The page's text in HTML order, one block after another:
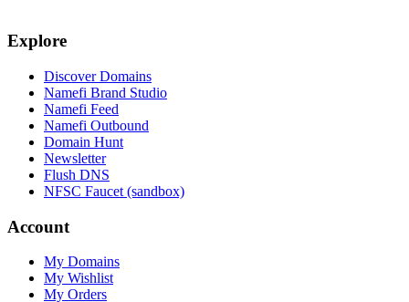
Explore
Discover Domains
Namefi Brand Studio
Namefi Feed
Namefi Outbound
Domain Hunt
Newsletter
Flush DNS
NFSC Faucet (sandbox)
Account
My Domains
My Wishlist
My Orders